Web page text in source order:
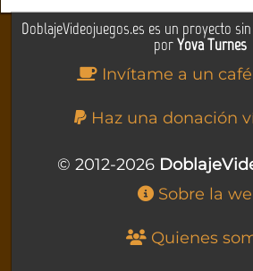
DoblajeVideojuegos.es es un proyecto
porYova Turnes
Invítame a un
Haz una donación
© 2012-2026
Sobre la
Quienes